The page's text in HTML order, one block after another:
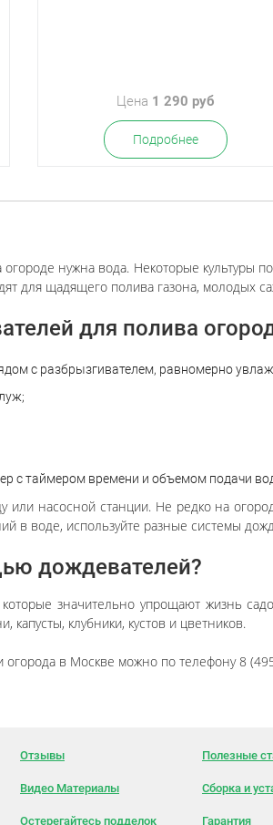
Цена 1 290 руб
Подробнее
нужна вода. Некоторые культуры
для щадящего полива газона, молодых
для полива
с разбрызгивателем, равномерно
с таймером времени и объемом подачи
насосной станции. Не редко на
в воде, используйте разные системы
дождевателей?
значительно упрощают жизнь
капусты, клубники, кустов и цветников.
огорода в Москве можно по телефону 8
Отзывы Полезные
Видео Материалы Сборка и
Остерегайтесь подделок Гарантия